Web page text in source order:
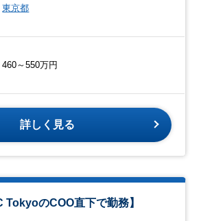
東京都
460～550万円
詳しく見る
TokyoのCOO直下で勤務】